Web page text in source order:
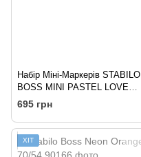
Набір Міні-Маркерів STABILO
BOSS MINI PASTEL LOVE
(Пастельні Кольори).
695 грн
ХІТ